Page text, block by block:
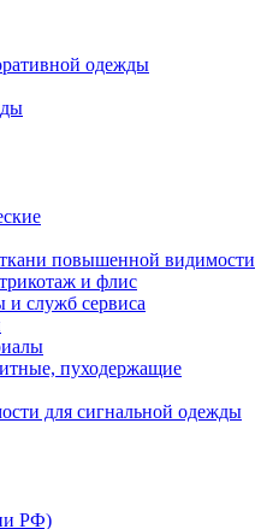
одежды
повышенной видимости
и флис
служб сервиса
пуходержащие
для сигнальной одежды
РФ)